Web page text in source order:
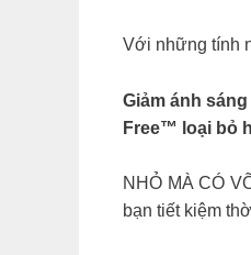
Với những tính
Giảm ánh
Free™ loại bỏ
NHỎ MÀ CÓ
bạn tiết kiệm